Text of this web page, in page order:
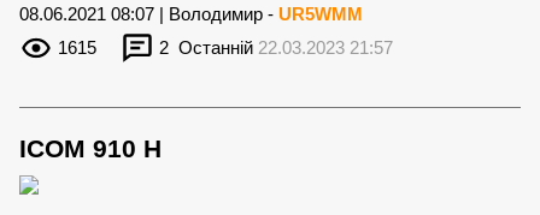
08.06.2021 08:07 | Володимир - UR5WMM
1615
2 Останній 22.03.2023 21:57
ICOM 910 H